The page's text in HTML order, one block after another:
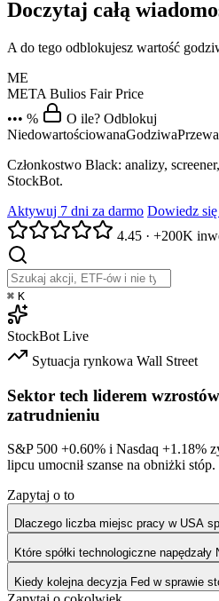
Doczytaj całą
A do tego odblokujesz wartość
ME
META Bulios Fair Price
••• %
O ile? Odblokuj
NiedowartościowanaGodziwa
Członkostwo Black: analizy,
StockBot.
Aktywuj 7 dni za darmo Dowiedz
4.45 · +200K
⌘ K
StockBot Live
Sytuacja rynkowa Wall Street
Sektor tech liderem
zatrudnieniu
S&P 500 +0.60% i Nasdaq +1.18%
lipcu umocnił szanse na obniżki stóp.
Zapytaj o to
Dlaczego liczba miejsc pracy w USA
Które spółki technologiczne napędzały
Kiedy kolejna decyzja Fed w sprawie